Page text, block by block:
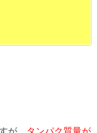
が、
タンパク質量が